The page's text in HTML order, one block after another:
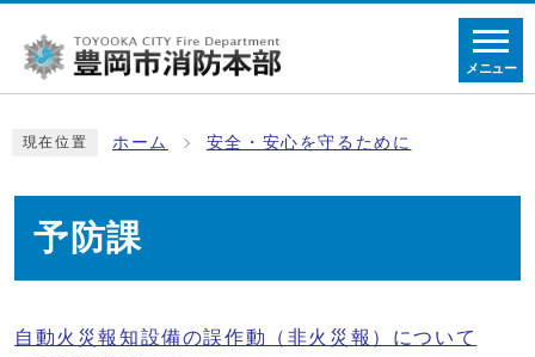
メニュー
現在位置 ホーム 安全・安心を守るために
予防課
自動火災報知設備の誤作動（非火災報）について